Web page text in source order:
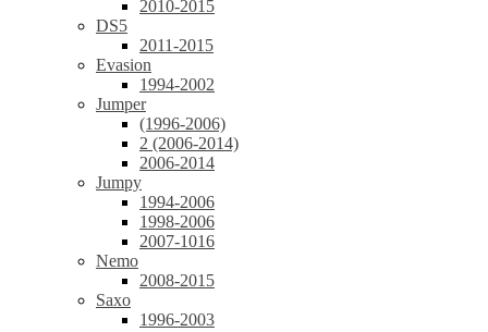
2010-2015
DS5
2011-2015
Evasion
1994-2002
Jumper
(1996-2006)
2 (2006-2014)
2006-2014
Jumpy
1994-2006
1998-2006
2007-1016
Nemo
2008-2015
Saxo
1996-2003